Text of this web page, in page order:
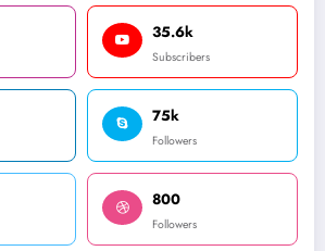
35.6k
Subscribers
75k
Followers
800
Followers